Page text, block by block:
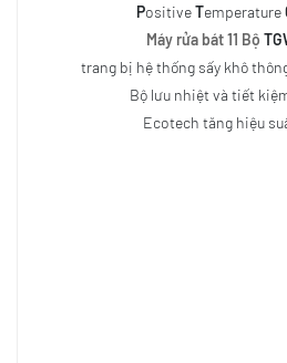
PositiveTemperature
Máy rửa bát 11 Bộ
trang bị hệ thống sấy khô
Bộ lưu nhiệt và tiết
Ecotech tăng hiệu